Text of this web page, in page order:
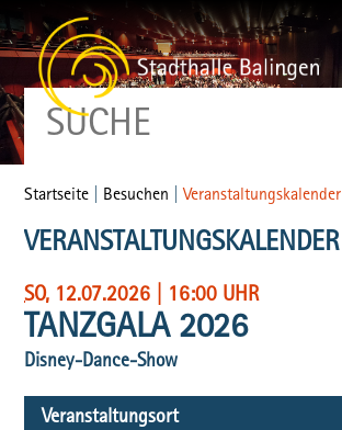
Startseite Besuchen |Veranstaltungskalender
VERANSTALTUNGSKALENDER
SO, 12.07.2026 16:00 UHR
TANZGALA 2026
Disney-Dance-Show
Veranstaltungsort